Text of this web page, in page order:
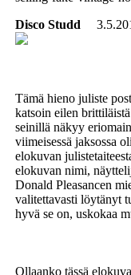
Disco Studd
Tämä hieno juliste
katsoin eilen
seinillä näkyy
viimeisessä jaksossa
elokuvan
elokuvan nimi,
Donald Pleasancen
valitettavasti löytänyt
hyvä se on, uskokaa
Ollaanko tässä